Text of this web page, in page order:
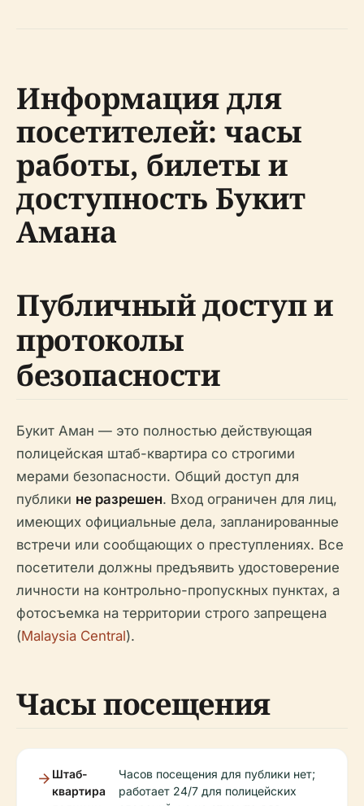
Информация для
посетителей: часы
работы, билеты и
доступность Букит
Амана
Публичный доступ и
протоколы
безопасности
Букит Аман — это полностью действующая
полицейская штаб-квартира со строгими
мерами безопасности. Общий доступ для
публики не разрешен. Вход ограничен для лиц,
имеющих официальные дела, запланированные
встречи или сообщающих о преступлениях. Все
посетители должны предъявить удостоверение
личности на контрольно-пропускных пунктах, а
фотосъемка на территории строго запрещена
(Malaysia Central).
Часы посещения
Штаб-
квартира
Часов посещения для публики нет;
работает 24/7 для полицейских